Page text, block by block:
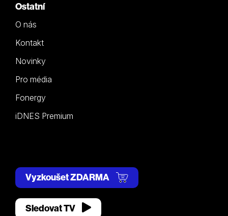
Ostatní
O nás
Kontakt
Novinky
Pro média
Fonergy
iDNES Premium
Vyzkoušet ZDARMA
Sledovat TV